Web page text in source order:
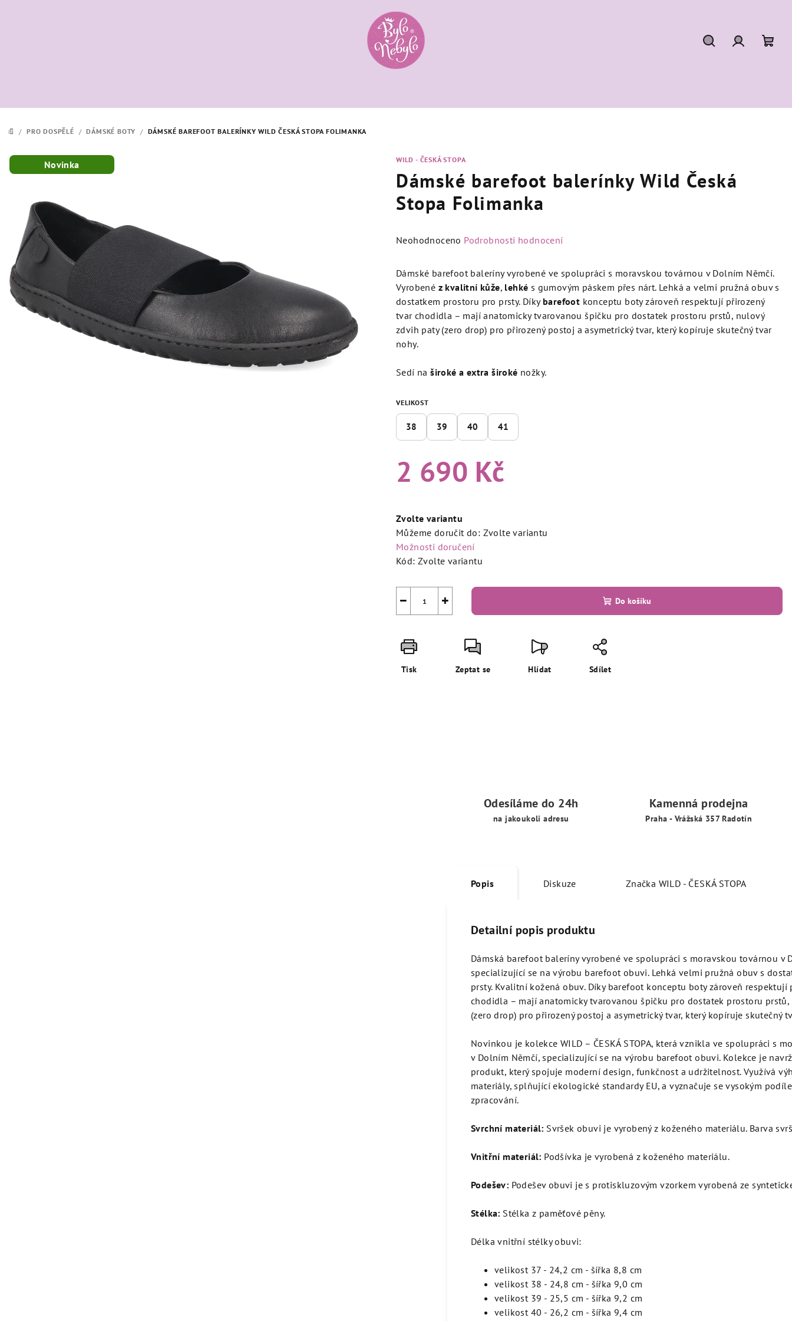
DOMŮ
/ PRO DOSPĚLÉ / DÁMSKÉ BOTY / DÁMSKÉ BAREFOOT BALERÍNKY WILD ČESKÁ STOPA FOLIMANKA
WILD - ČESKÁ STOPA
Dámské barefoot balerínky Wild Česká
Stopa Folimanka
Průměrné
produktu
je
0,0
z
hvězdiček.
Neohodnoceno Podrobnosti hodnocení
Dámské barefoot baleríny vyrobené ve spolupráci s moravskou továrnou v Dolním Němčí.
Vyrobené z kvalitní kůže, lehké s gumovým páskem přes nárt. Lehká a velmi pružná obuv s
dostatkem prostoru pro prsty. Díky barefoot konceptu boty zároveň respektují přirozený
tvar chodidla – mají anatomicky tvarovanou špičku pro dostatek prostoru prstů, nulový
zdvih paty (zero drop) pro přirozený postoj a asymetrický tvar, který kopíruje skutečný tvar
nohy.
Sedí naširoké a extra široké nožky.
VELIKOST
38 39 40 41
2 690 Kč
cena:
Zvolte variantu
Můžeme doručit do: Zvolte variantu
Možnosti doručení
Kód: Zvolte variantu
+
− Do košíku
Tisk Zeptat se Hlídat Sdílet
Novinka
Odesíláme do 24h
na jakoukoli adresu
Kamenná prodejna
Praha - Vrážská 357 Radotín
Popis Diskuze Značka WILD - ČESKÁ STOPA
Detailní popis produktu
Dámská barefoot baleríny vyrobené ve spolupráci s moravskou továrnou v
specializující se na výrobu barefoot obuvi. Lehká velmi pružná obuv s
prsty. Kvalitní kožená obuv. Díky barefoot konceptu boty zároveň respektují
chodidla – mají anatomicky tvarovanou špičku pro dostatek prostoru
(zero drop) pro přirozený postoj a asymetrický tvar, který kopíruje skutečný
Novinkou je kolekce WILD – ČESKÁ STOPA, která vznikla ve spolupráci s
v Dolním Němčí, specializující se na výrobu barefoot obuvi. Kolekce je
produkt, který spojuje moderní design, funkčnost a udržitelnost. Využívá
materiály, splňující ekologické standardy EU, a vyznačuje se vysokým
zpracování.
Svrchní materiál: Svršek obuvi je vyrobený z koženého materiálu. Barva
Vnitřní materiál: Podšívka je vyrobená z koženého materiálu.
Podešev: Podešev obuvi je s protiskluzovým vzorkem vyrobená ze
Stélka: Stélka z paměťové pěny.
Délka vnitřní stélky obuvi:
velikost 37 - 24,2 cm - šířka 8,8 cm
velikost 38 - 24,8 cm - šířka 9,0 cm
velikost 39 - 25,5 cm - šířka 9,2 cm
velikost 40 - 26,2 cm - šířka 9,4 cm